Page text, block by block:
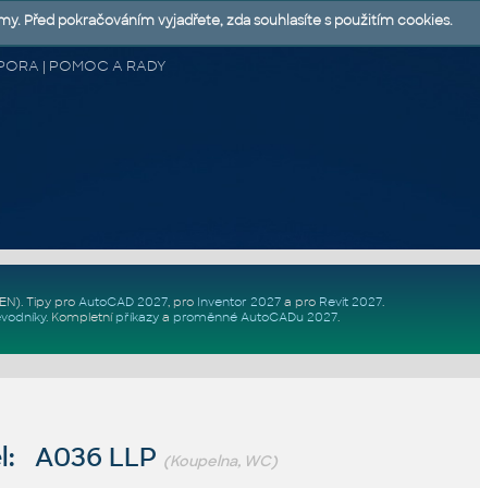
| POMOC A RADY
. Tipy pro AutoCAD 2027, pro Inventor 2027a pro Revit 2027.
. Kompletní příkazya proměnné AutoCADu 2027.
A036 LLP (Koupelna, WC)
Před pokračováním vyjadřete, zda souhlasíte s použitím cookies.